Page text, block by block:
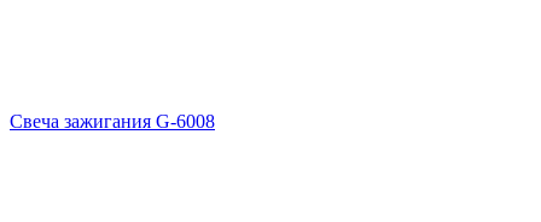
Свеча зажигания G-6008